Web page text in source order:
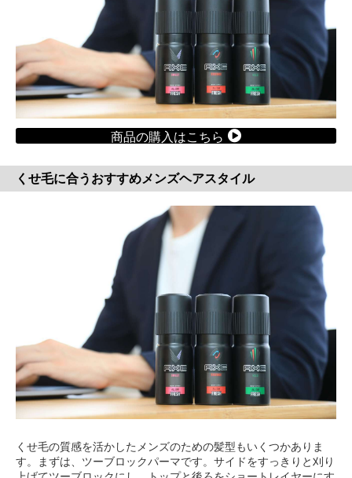
商品の購入はこちら
くせ毛に合うおすすめメンズヘアスタイル
くせ毛の質感を活かしたメンズのための髪型もいくつかありま
す。まずは、ツーブロックパーマです。サイドをすっきりと刈り